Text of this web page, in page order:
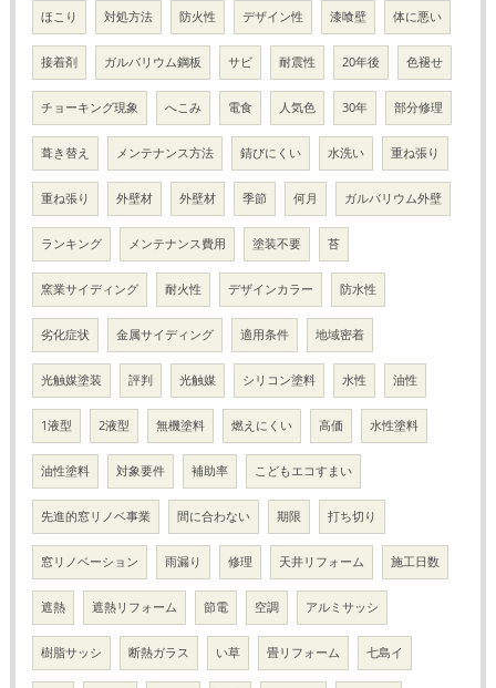
ほこり 対処方法 防火性 デザイン性 漆喰壁 体に悪い
接着剤 ガルバリウム鋼板 サビ 耐震性 20年後 色褪せ
チョーキング現象 へこみ 電食 人気色 30年 部分修理
葺き替え メンテナンス方法 錆びにくい 水洗い 重ね張り
重ね張り 外壁材 外壁材 季節 何月 ガルバリウム外壁
ランキング メンテナンス費用 塗装不要 苔
窯業サイディング 耐火性 デザインカラー 防水性
劣化症状 金属サイディング 適用条件 地域密着
光触媒塗装 評判 光触媒 シリコン塗料 水性 油性
1液型 2液型 無機塗料 燃えにくい 高価 水性塗料
油性塗料 対象要件 補助率 こどもエコすまい
先進的窓リノベ事業 間に合わない 期限 打ち切り
窓リノベーション 雨漏り 修理 天井リフォーム 施工日数
遮熱 遮熱リフォーム 節電 空調 アルミサッシ
樹脂サッシ 断熱ガラス い草 畳リフォーム 七島イ